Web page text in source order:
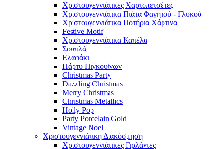
Χριστουγεννιάτικες Χαρτοπετσέτες
Χριστουγεννιάτικα Πιάτα Φαγητού - Γλυκού
Χριστουγεννιάτικα Ποτήρια Χάρτινα
Festive Motif
Χριστουγεννιάτικα Καπέλα
Σουπλά
Ελαφάκι
Πάρτυ Πιγκουίνων
Christmas Party
Dazzling Christmas
Merry Christmas
Christmas Metallics
Holly Pop
Party Porcelain Gold
Vintage Noel
Χριστουγεννιάτικη Διακόσμηση
Χριστουγεννιάτικες Γιρλάντες